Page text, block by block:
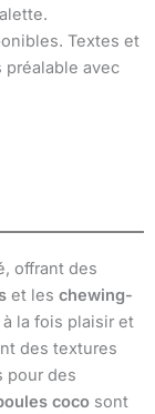
Textes et
avec
offrant des
et les chewing-
la fois plaisir et
des textures
pour des
coco sont